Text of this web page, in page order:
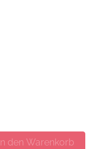
In den Warenkorb